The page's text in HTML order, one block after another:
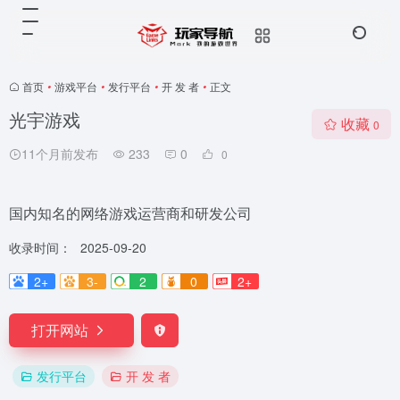
首页 • 游戏平台 • 发行平台 • 开 发 者 • 正文
光宇游戏
11个月前发布 233 0 0
收藏 0
国内知名的网络游戏运营商和研发公司
收录时间：
2025-09-20
2+
3- 2 0 2+
打开网站
发行平台 开 发 者